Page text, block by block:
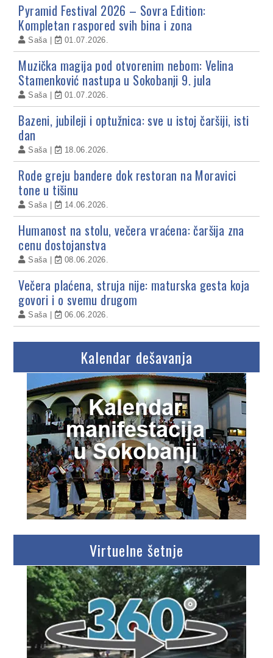
Pyramid Festival 2026 – Sovra Edition:
Kompletan raspored svih bina i zona
Saša 01.07.2026.
Muzička magija pod otvorenim nebom: Velina
Stamenković nastupa u Sokobanji 9. jula
Saša 01.07.2026.
Bazeni, jubileji i optužnica: sve u istoj čaršiji, isti
dan
Saša 18.06.2026.
Rode greju bandere dok restoran na Moravici
tone u tišinu
Saša 14.06.2026.
Humanost na stolu, večera vraćena: čaršija zna
cenu dostojanstva
Saša 08.06.2026.
Večera plaćena, struja nije: maturska gesta koja
govori i o svemu drugom
Saša 06.06.2026.
Kalendar dešavanja
Virtuelne šetnje